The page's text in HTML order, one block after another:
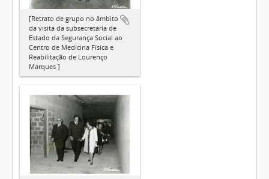
[Retrato de grupo no âmbito
da visita da subsecretária de
Estado da Segurança Social ao
Centro de Medicina Física e
Reabilitação de Lourenço
Marques ]